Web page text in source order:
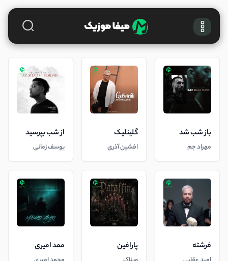
باز شب شد
مهراد جم
گلینلیک
افشین آذری
از شب بپرسید
یوسف زمانی
فرشته پارافین ممد امیری